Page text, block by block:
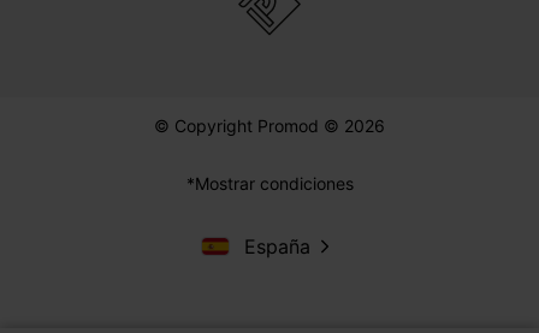
© Copyright Promod © 2026
*Mostrar condiciones
España